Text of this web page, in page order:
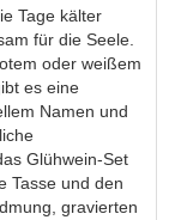
Tage kälter
für die Seele.
oder weißem
es eine
Namen und
Glühwein-Set
Tasse und den
gravierten